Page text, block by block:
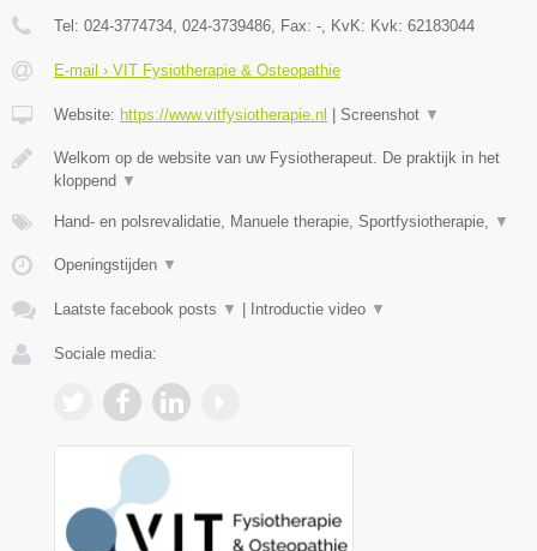
Tel: 024-3774734, 024-3739486 , Fax: - , KvK: Kvk: 62183044
E-mail › VIT Fysiotherapie & Osteopathie
Website: https://www.vitfysiotherapie.nl Screenshot ▼
Welkom op de website van uw Fysiotherapeut. De praktijk in het
kloppend ▼
Hand- en polsrevalidatie, Manuele therapie, Sportfysiotherapie, ▼
Openingstijden ▼
Laatste facebook posts ▼ Introductie video ▼
Sociale media: